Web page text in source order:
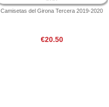
Camisetas del Girona Tercera 2019-2020
€20.50